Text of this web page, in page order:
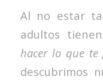
Al no estar
adultos
hacer lo que te
descubrimos